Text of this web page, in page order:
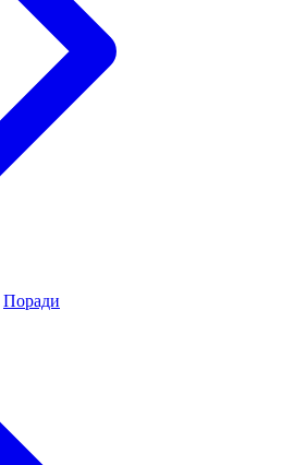
Поради